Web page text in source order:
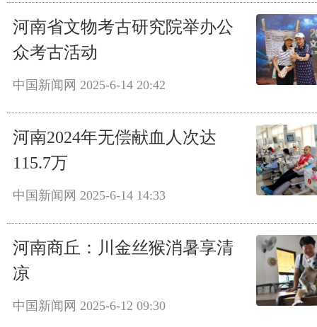
河南省文物考古研究院举办公
众考古活动
中国新闻网 2025-6-14 20:42
河南2024年无偿献血人次达
115.7万
中国新闻网 2025-6-14 14:33
河南商丘：川金丝猴消暑享清
凉
中国新闻网 2025-6-12 09:30